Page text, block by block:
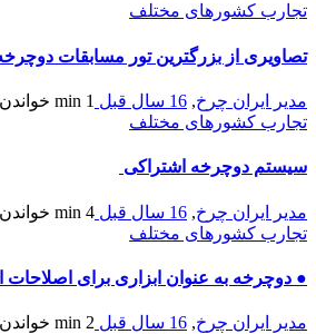
تجارب کشورهای مختلف
تصاویری از بزرگترین تور مسابقات
مدیر ایران چرخ, 16 سال قبل 1 min
خواندن
تجارب کشورهای مختلف
سیستم دوچرخه اشتراکی
مدیر ایران چرخ, 16 سال قبل 4 min
خواندن
تجارب کشورهای مختلف
● دوچرخه به عنوان ابزاری برای اصلاحات
مدیر ایران چرخ, 16 سال قبل 2 min
خواندن